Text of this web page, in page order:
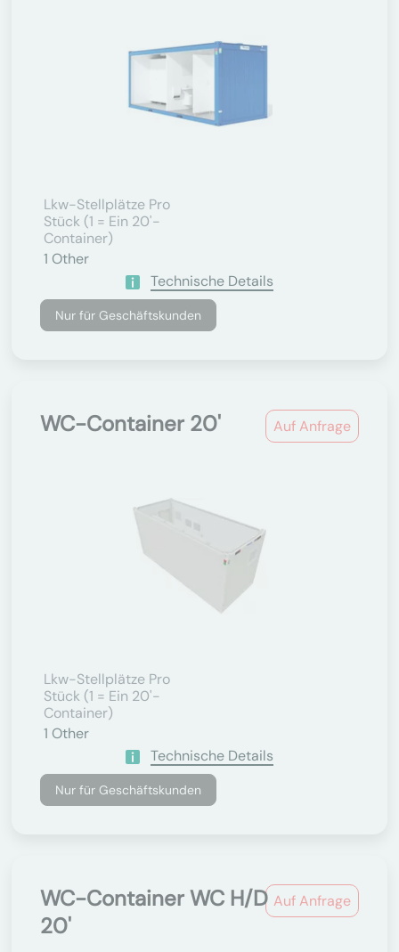
Lkw-Stellplätze Pro
Stück (1 = Ein 20'-
Container)
1 Other
Technische Details
Nur für Geschäftskunden
Auf Anfrage
WC-Container 20'
Lkw-Stellplätze Pro
Stück (1 = Ein 20'-
Container)
1 Other
Technische Details
Nur für Geschäftskunden
Auf Anfrage
WC-Container WC H/D
20'